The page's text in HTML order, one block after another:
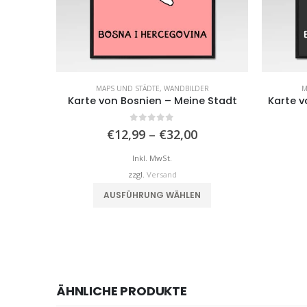
MAPS UND STÄDTE, WANDBILDER
Karte von Bosnien – Meine Stadt
€12,99 – €32,00Preisspanne:
Inkl. MwSt.
zzgl. Versand
AUSFÜHRUNG WÄHLEN
Karte
ÄHNLICHE PRODUKTE